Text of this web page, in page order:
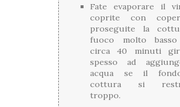
Fate evaporare il
coprite con
proseguite la
fuoco molto
circa 40 minuti
spesso ad
acqua se il
cottura si
troppo.